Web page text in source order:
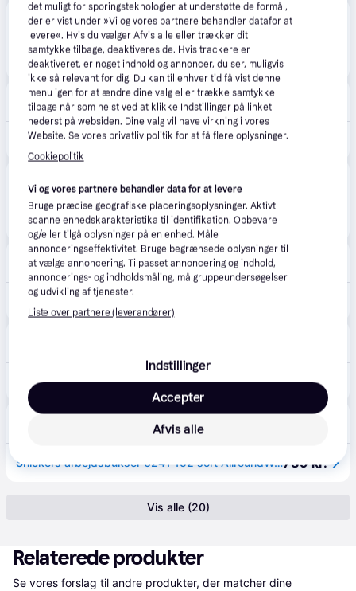
Lavprisvvs.dk 4.6
39 kr. fragt,1-2 dage
Snickers AllroundWork håndværkerbukser 6241, Sort, 50730 kr.
BilligVVS 4.6(55)
39 kr. fragt,1-2 dage
Snickers AllroundWork håndværkerbukser 6241, Sort, 50730 kr.
39 kr. fragt,1-2 dage
Snickers AllroundWork håndværkerbukser 6241, Sort, 52
VVS-Eksperten.dk 4.5(43)
39 kr. fragt, 1-2 dage
Snickers AllroundWork håndværkerbukser 6241, Sort, 50730 kr.
10-4 4.7(1561)
1-5 dage
Snickers arbejdsbukser 6241 152 sort AllroundWork 62410404152 m/hængelommer739 kr.
Vis alle (20)
Relaterede produkter
Se vores forslag til andre produkter, der matcher dine
det muligt for sporingsteknologier at understøtte de formål,
der er vist under »Vi og vores partnere behandler datafor at
levere«. Hvis du vælger Afvis alle eller trækker dit
samtykke tilbage, deaktiveres de. Hvis trackere er
deaktiveret, er noget indhold og annoncer, du ser, muligvis
ikke så relevant for dig. Du kan til enhver tid få vist denne
menu igen for at ændre dine valg eller trække samtykke
tilbage når som helst ved at klikke Indstillinger på linket
nederst på websiden. Dine valg vil have virkning i vores
Website. Se vores privatliv politik for at få flere oplysninger.
Cookiepolitik
Vi og vores partnere behandler data for at levere
Bruge præcise geografiske placeringsoplysninger. Aktivt
scanne enhedskarakteristika til identifikation. Opbevare
og/eller tilgå oplysninger på en enhed. Måle
annonceringseffektivitet. Bruge begrænsede oplysninger til
at vælge annoncering. Tilpasset annoncering og indhold,
annoncerings- og indholdsmåling, målgruppeundersøgelser
og udvikling af tjenester.
Liste over partnere (leverandører)
Indstillinger
Afvis alle
Accepter